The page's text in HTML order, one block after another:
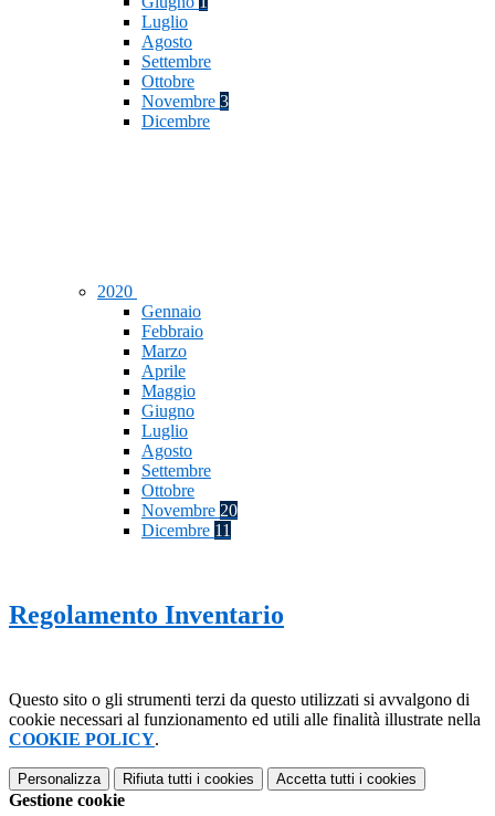
Luglio
Agosto
Settembre
Ottobre
Novembre 3
Dicembre
2020
Gennaio
Febbraio
Marzo
Aprile
Maggio
Giugno
Luglio
Agosto
Settembre
Ottobre
Novembre 20
Dicembre 11
Regolamento Inventario
Questo sito o gli strumenti terzi da questo utilizzati si avvalgono di
cookie necessari al funzionamento ed utili alle finalità illustrate nella
COOKIE POLICY.
Personalizza Rifiuta tutti i cookies Accetta tutti i cookies
Gestione cookie